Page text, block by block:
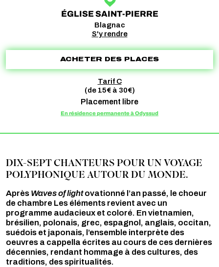
ÉGLISE SAINT-PIERRE
Blagnac
S'y rendre
ACHETER DES PLACES
Tarif C
(de 15€ à 30€)
Placement libre
En résidence permanente à Odyssud
DIX-SEPT CHANTEURS POUR UN VOYAGE
POLYPHONIQUE AUTOUR DU MONDE.
Après Waves of lightovationné l’an passé, le choeur
de chambre Les éléments revient avec un
programme audacieux et coloré. En vietnamien,
brésilien, polonais, grec, espagnol, anglais, occitan,
suédois et japonais, l’ensemble interprète des
oeuvres a cappella écrites au cours de ces dernières
décennies, rendant hommage à des cultures, des
traditions, des spiritualités.